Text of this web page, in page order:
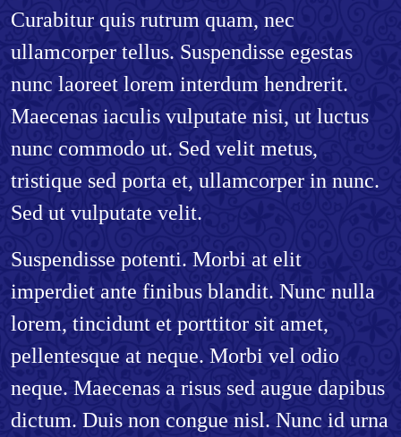
Curabitur quis rutrum quam, nec
ullamcorper tellus. Suspendisse egestas
nunc laoreet lorem interdum hendrerit.
Maecenas iaculis vulputate nisi, ut luctus
nunc commodo ut. Sed velit metus,
tristique sed porta et, ullamcorper in nunc.
Sed ut vulputate velit.
Suspendisse potenti. Morbi at elit
imperdiet ante finibus blandit. Nunc nulla
lorem, tincidunt et porttitor sit amet,
pellentesque at neque. Morbi vel odio
neque. Maecenas a risus sed augue dapibus
dictum. Duis non congue nisl. Nunc id urna